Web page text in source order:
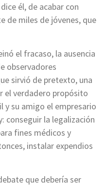
él, de acabar con
de miles de jóvenes, que
el fracaso, la ausencia
observadores
sirvió de pretexto, una
el verdadero propósito
y su amigo el empresario
conseguir la legalización
fines médicos y
instalar expendios
que debería ser